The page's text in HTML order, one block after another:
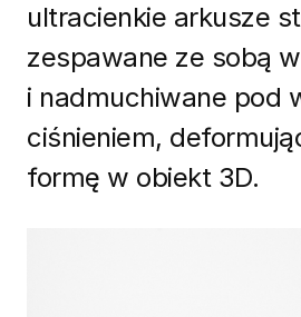
ultracienkie arkusze
zespawane ze sobą
i nadmuchiwane pod
ciśnieniem,
formę w obiekt 3D.